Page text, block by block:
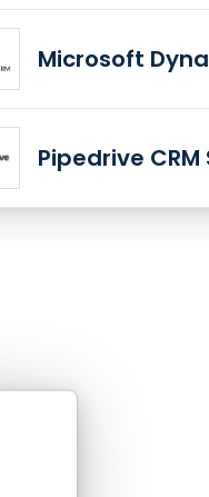
Microsoft
Pipedrive